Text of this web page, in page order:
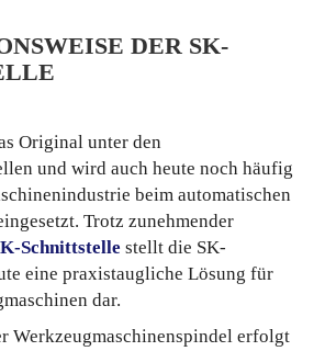
DER SK-
Original unter den
und wird auch heute noch häufig
beim automatischen
Trotz zunehmender
Schnittstelle stellt die SK-
eine praxistaugliche Lösung für
dar.
Werkzeugmaschinenspindel erfolgt